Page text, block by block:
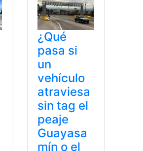
¿Qué
pasa si
un
vehículo
atraviesa
sin tag el
peaje
Guayasa
mín o el